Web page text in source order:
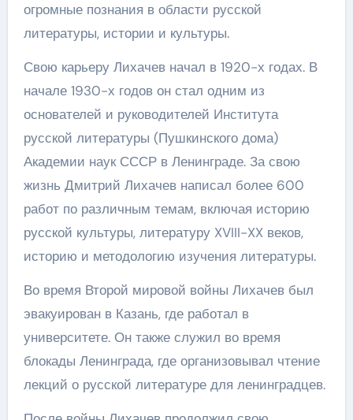
огромные познания в области русской
литературы, истории и культуры.
Свою карьеру Лихачев начал в 1920-х годах. В
начале 1930-х годов он стал одним из
основателей и руководителей Института
русской литературы (Пушкинского дома)
Академии наук СССР в Ленинграде. За свою
жизнь Дмитрий Лихачев написал более 600
работ по различным темам, включая историю
русской культуры, литературу XVIII-XX веков,
историю и методологию изучения литературы.
Во время Второй мировой войны Лихачев был
эвакуирован в Казань, где работал в
университете. Он также служил во время
блокады Ленинграда, где организовывал чтение
лекций о русской литературе для ленинградцев.